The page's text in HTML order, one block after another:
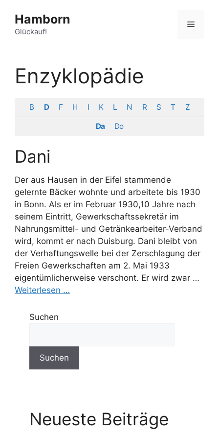
Inhalt
springen
Hamborn
Glückauf!
Menü
Enzyklopädie
B D F H I K L N R S T Z
Da Do
Dani
Der aus Hausen in der Eifel stammende
gelernte Bäcker wohnte und arbeitete bis 1930
in Bonn. Als er im Februar 1930,10 Jahre nach
seinem Eintritt, Gewerkschaftssekretär im
Nahrungsmittel- und Getränkearbeiter-Verband
wird, kommt er nach Duisburg. Dani bleibt von
der Verhaftungswelle bei der Zerschlagung der
Freien Gewerkschaften am 2. Mai 1933
eigentümlicherweise verschont. Er wird zwar …
Weiterlesen …
Suchen
Suchen
Neueste Beiträge